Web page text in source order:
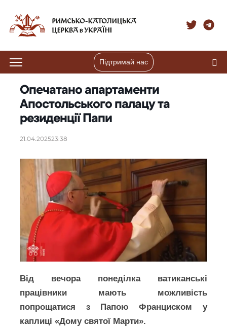
Підтримай нас
Опечатано апартаменти
Апостольського палацу та
резиденції Папи
21.04.202523:38
Від вечора понеділка ватиканські
працівники мають можливість
попрощатися з Папою Франциском у
каплиці «Дому святої Марти».